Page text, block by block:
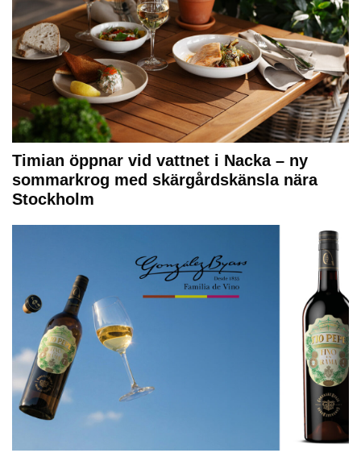
Timian öppnar vid vattnet i Nacka – ny
sommarkrog med skärgårdskänsla nära
Stockholm